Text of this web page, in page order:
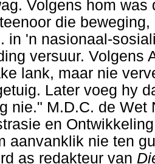
Volgens hom
die
in 'n nasionaal-
versuur. Volgens
lank, maar nie
Later voeg hy
nie." M.D.C. de
en
aanvanklik nie ten
as redakteur van